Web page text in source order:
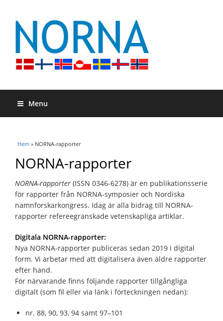
Menu
Du är här
Hem » NORNA-rapporter
NORNA-rapporter
NORNA-rapporter (ISSN 0346-6278) är en publikationsserie
för rapporter från NORNA-symposier och Nordiska
namnforskarkongress. Idag är alla bidrag till NORNA-
rapporter refereegranskade vetenskapliga artiklar.
Digitala NORNA-rapporter:
Nya NORNA-rapporter publiceras sedan 2019 i digital
form. Vi arbetar med att digitalisera även äldre rapporter
efter hand.
För närvarande finns följande rapporter tillgångliga
digitalt (som fil eller via länk i förteckningen nedan):
nr. 88, 90, 93, 94 samt 97–101